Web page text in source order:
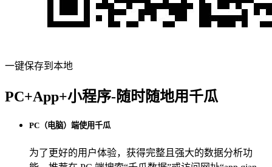
一键保存到本地
PC+App+小程序-随时随地用千瓜
PC（电脑）端使用千瓜
为了更好的用户体验，获得完整且强大的数据分析功